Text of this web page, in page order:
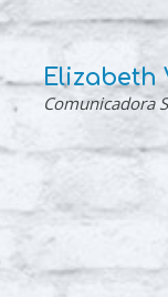
Elizabeth
Comunicadora